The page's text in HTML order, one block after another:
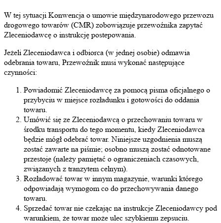
W tej sytuacji Konwencja o umowie międzynarodowego przewozu
drogowego towarów (CMR) zobowiązuje przewoźnika zapytać
Zleceniodawcę o instrukcję postepowania.
Jeżeli Zleceniodawca i odbiorca (w jednej osobie) odmawia
odebrania towaru, Przewoźnik musi wykonać następujące
czynności:
Powiadomić Zleceniodawcę za pomocą pisma oficjalnego o
przybyciu w miejsce rozładunku i gotowości do oddania
towaru.
Umówić się ze Zleceniodawcą o przechowaniu towaru w
środku transportu do tego momentu, kiedy Zleceniodawca
będzie mógł odebrać towar. Niniejsze uzgodnienia muszą
zostać zawarte na piśmie; osobno muszą zostać odnotowane
przestoje (należy pamiętać o ograniczeniach czasowych,
związanych z tranzytem celnym).
Rozładować towar w innym magazynie, warunki którego
odpowiadają wymogom co do przechowywania danego
towaru.
Sprzedać towar nie czekając na instrukcje Zleceniodawcy pod
warunkiem, że towar może ulec szybkiemu zepsuciu.